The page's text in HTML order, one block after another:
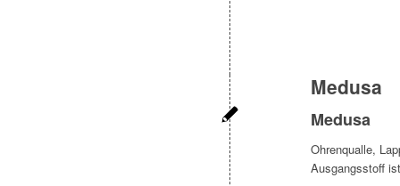
Medusa
Medusa
Ohrenqualle,
Ausgangsstoff